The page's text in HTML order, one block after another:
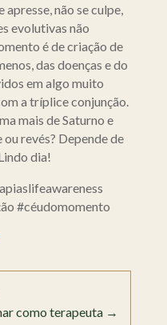
não se culpe,
evolutivas não
é de criação de
das doenças e do
em algo muito
a tríplice conjunção.
mais de Saturno e
revés? Depende de
dia!
#céudomomento
como terapeuta →